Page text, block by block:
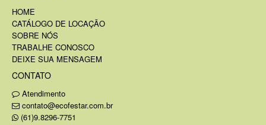
HOME
CATÁLOGO DE LOCAÇÃO
SOBRE NÓS
TRABALHE CONOSCO
DEIXE SUA MENSAGEM
CONTATO
Atendimento
contato@ecofestar.com.br
(61)9.8296-7751